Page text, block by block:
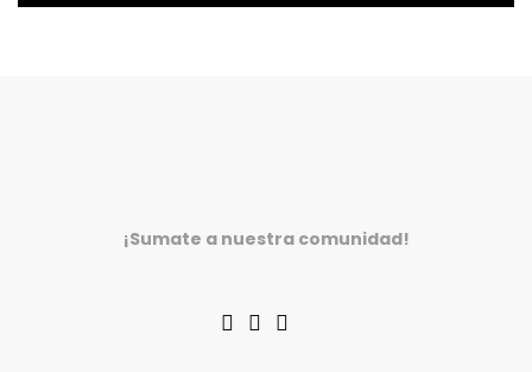
¡Sumate a nuestra comunidad!